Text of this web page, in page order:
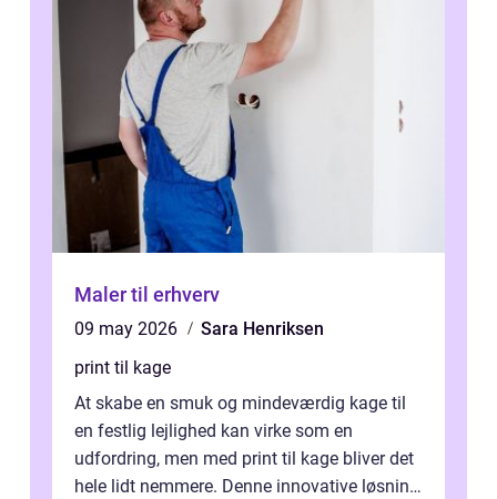
Maler til erhverv
09 may 2026
Sara Henriksen
print til kage
At skabe en smuk og mindeværdig kage til
en festlig lejlighed kan virke som en
udfordring, men med print til kage bliver det
hele lidt nemmere. Denne innovative løsning